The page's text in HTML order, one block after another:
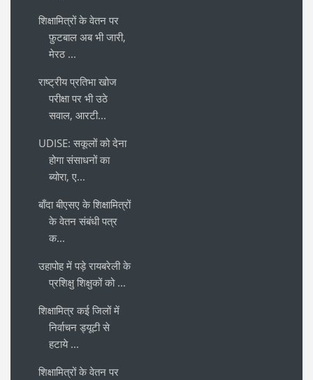
शिक्षामित्रों के वेतन पर
फ़ुटबाल अब भी जारी,
मेरठ ...
राष्ट्रीय प्रतिभा खोज
परीक्षा पर भी उठे
सवाल, आरटी...
UDISE: सकूलों को देना
होगा संसाधनों का
ब्योरा, ए...
बाँदा बीएसए के शिक्षामित्रों
के वेतन संबंधी पत्र
क...
उहापोह में पड़े रायबरेली के
प्रशिक्षु शिक्षुकों को ...
शिक्षामित्र कई जिलों में
निर्वाचन ड्यूटी से
हटाये ...
शिक्षामित्रों के वेतन पर